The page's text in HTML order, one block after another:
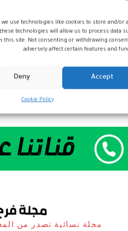
use technologies like cookies to store and/or
technologies will allow us to process data
this site. Not consenting or withdrawing
adversely affect certain features and
Accept
Deny
Cookie Policy
مجلة نسائية تصدر من